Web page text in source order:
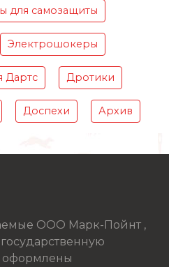
для самозащиты
Электрошокеры
Дартс Дротики
Доспехи Архив
ООО Марк-Пойнт ,
оформлены